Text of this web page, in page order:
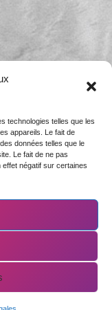
technologies telles que les
appareils. Le fait de
données telles que le
Le fait de ne pas
négatif sur certaines
NOUS